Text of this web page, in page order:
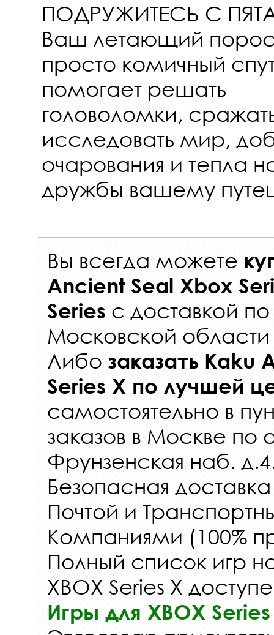
ПОДРУЖИТЕСЬ С
Ваш летающий
просто комичный
помогает решать
головоломки,
исследовать мир,
очарования и тепла
дружбы вашему
Вы всегда можете
Ancient Seal Xbox
Series с доставкой
Московской
Либо заказать Kaku
Series X по лучшей
самостоятельно в
заказов в Москве по
Фрунзенская наб.
Безопасная
Почтой и
Компаниями (100%
Полный список игр
XBOX Series X
Игры для XBOX